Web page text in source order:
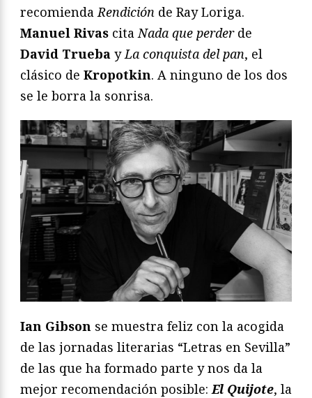
recomienda Rendición de Ray Loriga.
Manuel Rivas cita Nada que perderde
David Trueba y La conquista del pan, el
clásico de Kropotkin. A ninguno de los dos
se le borra la sonrisa.
Ian Gibson se muestra feliz con la acogida
de las jornadas literarias “Letras en Sevilla”
de las que ha formado parte y nos da la
mejor recomendación posible: El Quijote, la